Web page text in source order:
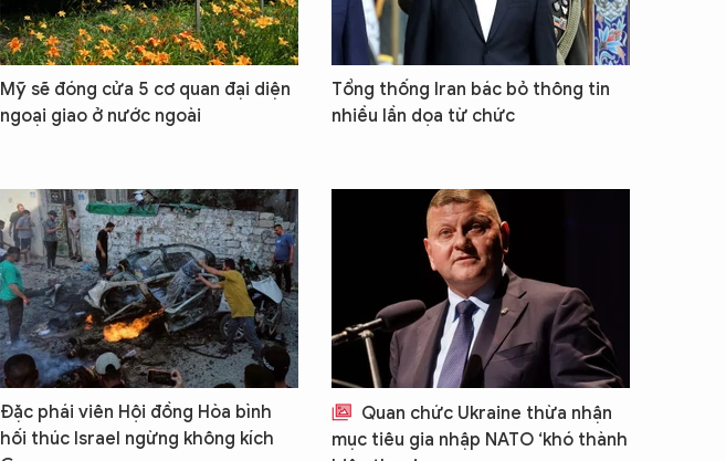
Mỹ sẽ đóng cửa 5 cơ quan đại diện
ngoại giao ở nước ngoài
Tổng thống Iran bác bỏ thông tin
nhiều lần dọa từ chức
Đặc phái viên Hội đồng Hòa bình
hối thúc Israel ngừng không kích
Quan chức Ukraine thừa nhận
mục tiêu gia nhập NATO ‘khó thành